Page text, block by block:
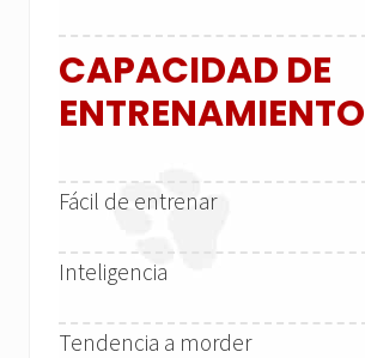
CAPACIDAD DE
ENTRENAMIENTO
Fácil de entrenar
Inteligencia
Tendencia a morder